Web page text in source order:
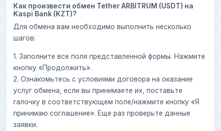
Как произвести обмен Tether ARBITRUM (USDT) на
Kaspi Bank (KZT)?
Для обмена вам необходимо выполнить несколько
шагов:
1. Заполните все поля представленной формы. Нажмите
кнопку «Продолжить».
2. Ознакомьтесь с условиями договора на оказание
услуг обмена, если вы принимаете их, поставьте
галочку в соответствующем поле/нажмите кнопку «Я
принимаю соглашение». Еще раз проверьте данные
заявки.